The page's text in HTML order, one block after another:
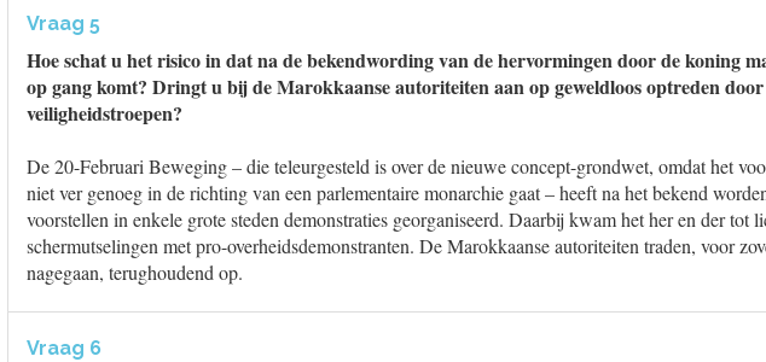
Vraag 5
Hoe schat u het risico in dat na de bekendwording van de hervormingen door de koning
op gang komt? Dringt u bij de Marokkaanse autoriteiten aan op geweldloos optreden
veiligheidstroepen?
De 20-Februari Beweging – die teleurgesteld is over de nieuwe concept-grondwet, omdat het
niet ver genoeg in de richting van een parlementaire monarchie gaat – heeft na het bekend
voorstellen in enkele grote steden demonstraties georganiseerd. Daarbij kwam het her en der tot
schermutselingen met pro-overheidsdemonstranten. De Marokkaanse autoriteiten traden, voor
nagegaan, terughoudend op.
Vraag 6